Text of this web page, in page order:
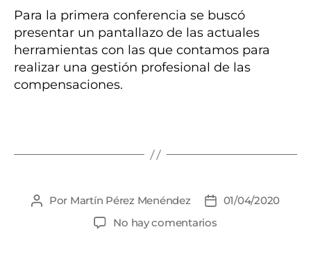
Para la primera conferencia se buscó
presentar un pantallazo de las actuales
herramientas con las que contamos para
realizar una gestión profesional de las
compensaciones.
Autor
Por Martín Pérez Menéndez
Fecha
01/04/2020
No hay comentariosen